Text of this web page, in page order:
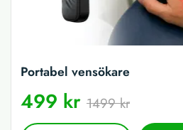
Portabel vensökare
499 kr 1499 kr